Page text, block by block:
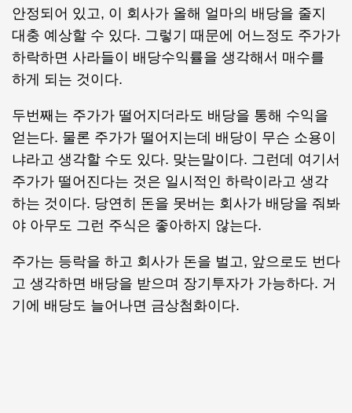
안정되어 있고, 이 회사가 올해 얼마의 배당을 줄지
대충 예상할 수 있다. 그렇기 때문에 어느정도 주가가
하락하면 사라들이 배당수익률을 생각해서 매수를
하게 되는 것이다.
두번째는 주가가 떨어지더라도 배당을 통해 수익을
얻는다. 물론 주가가 떨어지는데 배당이 무슨 소용이
냐라고 생각할 수도 있다. 맞는말이다. 그런데 여기서
주가가 떨어진다는 것은 일시적인 하락이라고 생각
하는 것이다. 당연히 돈을 못버는 회사가 배당을 줘봐
야 아무도 그런 주식은 좋아하지 않는다.
주가는 등락을 하고 회사가 돈을 벌고, 앞으로도 번다
고 생각하면 배당을 받으며 장기투자가 가능하다. 거
기에 배당도 늘어나면 금상첨화이다.